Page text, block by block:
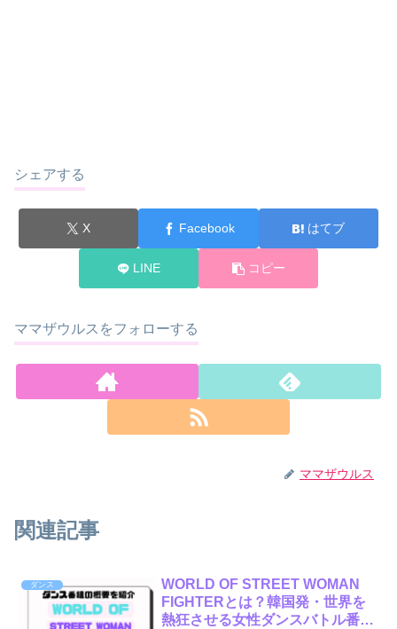
シェアする
X Facebook はてブ
LINE コピー
ママザウルスをフォローする
ママザウルス
関連記事
ダンス
WORLD OF STREET WOMAN
FIGHTERとは？韓国発・世界を
熱狂させる女性ダンスバトル番組